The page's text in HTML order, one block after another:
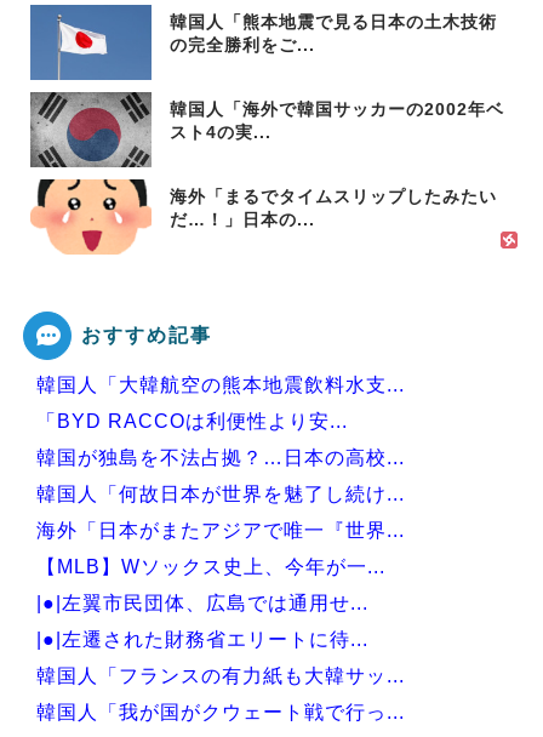
韓国人「熊本地震で見る日本の土木技術
の完全勝利をご...
韓国人「海外で韓国サッカーの2002年ベ
スト4の実...
海外「まるでタイムスリップしたみたい
だ…！」日本の...
おすすめ記事
韓国人「大韓航空の熊本地震飲料水支...
「BYD RACCOは利便性より安...
韓国が独島を不法占拠？…日本の高校...
韓国人「何故日本が世界を魅了し続け...
海外「日本がまたアジアで唯一『世界...
【MLB】Wソックス史上、今年が一...
|●|左翼市民団体、広島では通用せ...
|●|左遷された財務省エリートに待...
韓国人「フランスの有力紙も大韓サッ...
韓国人「我が国がクウェート戦で行っ...